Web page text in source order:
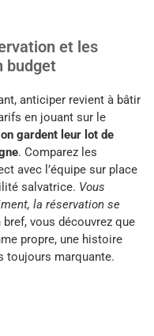
et les
budget
anticiper revient à bâtir
en jouant sur le
gardent leur lot de
. Comparez les
avec l’équipe sur place
salvatrice. Vous
la réservation se
bref, vous découvrez que
propre, une histoire
toujours marquante.